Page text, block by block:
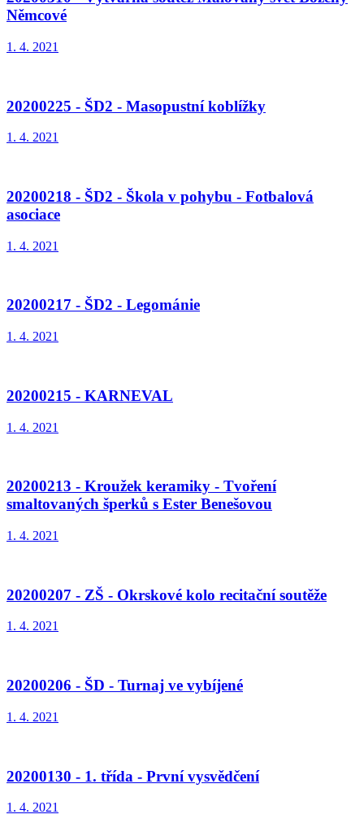
Němcové
1. 4. 2021
20200225 - ŠD2 - Masopustní koblížky
1. 4. 2021
20200218 - ŠD2 - Škola v pohybu - Fotbalová
asociace
1. 4. 2021
20200217 - ŠD2 - Legománie
1. 4. 2021
20200215 - KARNEVAL
1. 4. 2021
20200213 - Kroužek keramiky - Tvoření
smaltovaných šperků s Ester Benešovou
1. 4. 2021
20200207 - ZŠ - Okrskové kolo recitační soutěže
1. 4. 2021
20200206 - ŠD - Turnaj ve vybíjené
1. 4. 2021
20200130 - 1. třída - První vysvědčení
1. 4. 2021